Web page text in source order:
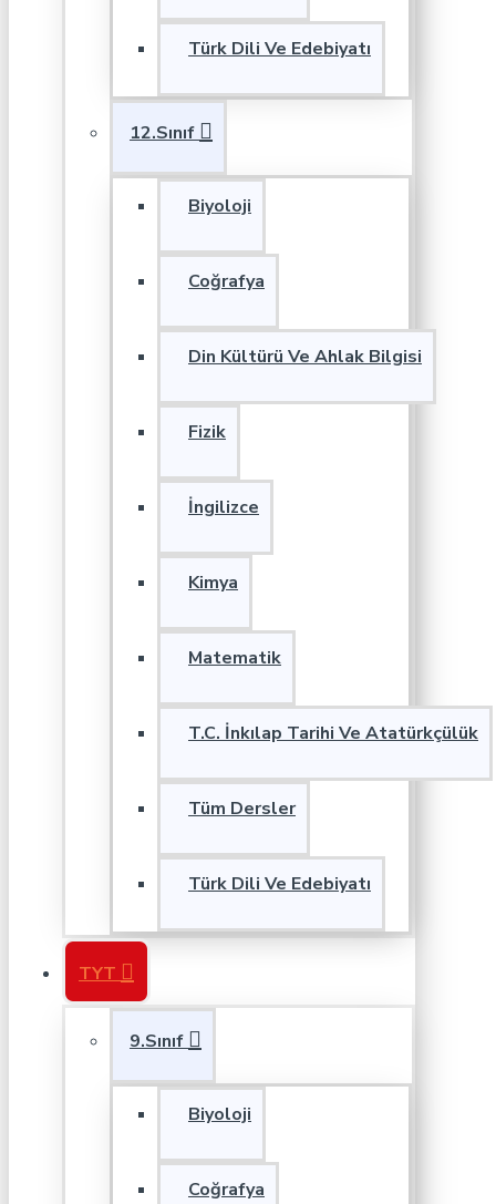
Türk Dili Ve Edebiyatı
12.Sınıf
Biyoloji
Coğrafya
Din Kültürü Ve Ahlak Bilgisi
Fizik
İngilizce
Kimya
Matematik
T.C. İnkılap Tarihi Ve Atatürkçülük
Tüm Dersler
Türk Dili Ve Edebiyatı
TYT
9.Sınıf
Biyoloji
Coğrafya